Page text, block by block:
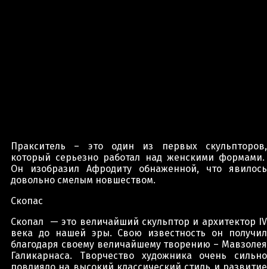
Пракситель – это один из первых скульпторов,
который серьезно работал над женскими формами.
Он изобразил Афродиту обнаженной, что явилось
довольно смелым новшеством.
Скопас
Скопал — это величайший скульптор и архитектор IV
века до нашей эры. Свою известность он получил
благодаря своему величайшему творению – Мавзолея
Галикарнаса. Творчество художника очень сильно
повлияло на высокий классический стиль и развитие